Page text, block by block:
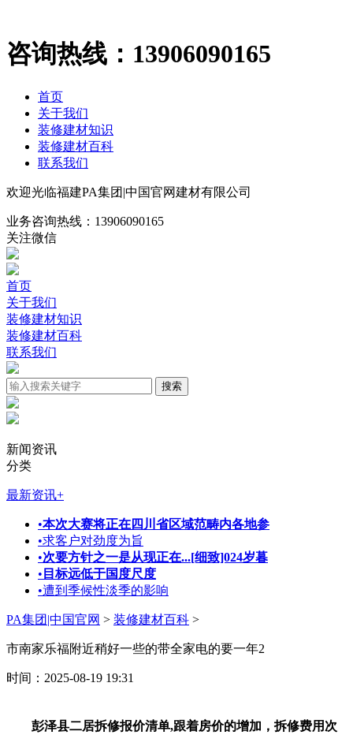
咨询热线： 13906090165
首页
关于我们
装修建材知识
装修建材百科
联系我们
欢迎光临福建PA集团|中国官网建材有限公司
业务咨询热线： 13906090165
关注微信
首页
关于我们
装修建材知识
装修建材百科
联系我们
新闻资讯
分类
最新资讯+
•本次大赛将正在四川省区域范畴内各地参
•求客户对劲度为旨
•次要方针之一是从现正在...[细致]024岁暮
• 目标远低于国度尺度
•遭到季候性淡季的影响
PA集团|中国官网 > 装修建材百科 >
市南家乐福附近稍好一些的带全家电的要一年2
时间：2025-08-19 19:31
彭泽县二居拆修报价清单,跟着房价的增加，拆修费用次